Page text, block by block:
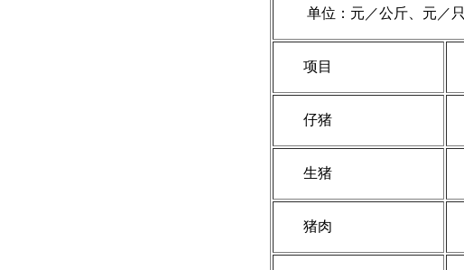
单位：元／公斤、元／只
项目
仔猪
生猪
猪肉